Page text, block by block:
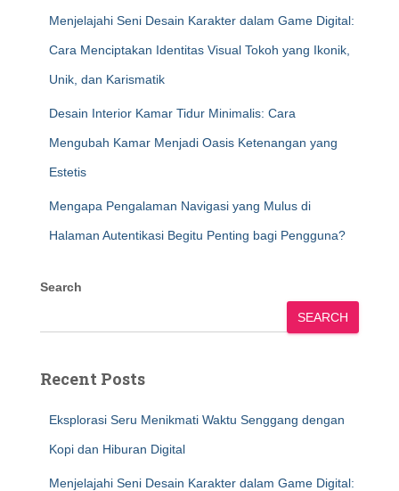
Menjelajahi Seni Desain Karakter dalam Game Digital:
Cara Menciptakan Identitas Visual Tokoh yang Ikonik,
Unik, dan Karismatik
Desain Interior Kamar Tidur Minimalis: Cara
Mengubah Kamar Menjadi Oasis Ketenangan yang
Estetis
Mengapa Pengalaman Navigasi yang Mulus di
Halaman Autentikasi Begitu Penting bagi Pengguna?
Search
SEARCH
Recent Posts
Eksplorasi Seru Menikmati Waktu Senggang dengan
Kopi dan Hiburan Digital
Menjelajahi Seni Desain Karakter dalam Game Digital: